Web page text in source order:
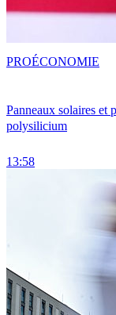
Panneaux solaires et
polysilicium
13:58
PROÉCONOMIE